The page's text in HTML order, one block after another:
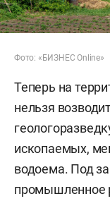
Фото: «БИЗНЕС Online»
Теперь на
нельзя
ископаемых,
водоема. Под
промышленное